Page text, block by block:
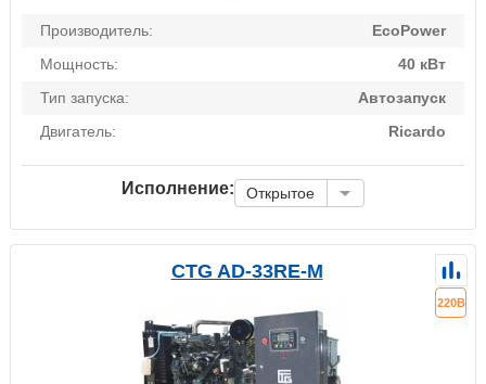
Производитель:
EcoPower
Мощность:
40 кВт
Тип запуска:
Автозапуск
Двигатель:
Ricardo
Исполнение: Открытое
CTG AD-33RE-M
220В